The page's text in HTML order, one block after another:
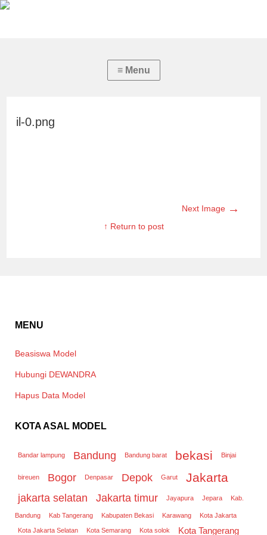
il-0.png
Next Image →
↑ Return to post
MENU
Beasiswa Model
Hubungi DEWANDRA
Hapus Data Model
KOTA ASAL MODEL
Bandar lampung Bandung Bandung barat bekasi Binjai
bireuen Bogor Denpasar Depok Garut Jakarta
jakarta selatan Jakarta timur Jayapura Jepara Kab.
Bandung Kab Tangerang Kabupaten Bekasi Karawang Kota Jakarta
Kota Jakarta Selatan Kota Semarang Kota solok Kota Tangerang